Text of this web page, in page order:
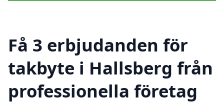
Få 3 erbjudanden för
takbyte i Hallsberg från
professionella företag